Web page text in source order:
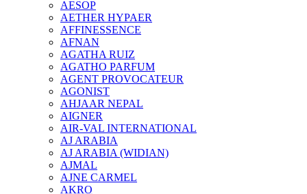
AESOP
AETHER HYPAER
AFFINESSENCE
AFNAN
AGATHA RUIZ
AGATHO PARFUM
AGENT PROVOCATEUR
AGONIST
AHJAAR NEPAL
AIGNER
AIR-VAL INTERNATIONAL
AJ ARABIA
AJ ARABIA (WIDIAN)
AJMAL
AJNE CARMEL
AKRO